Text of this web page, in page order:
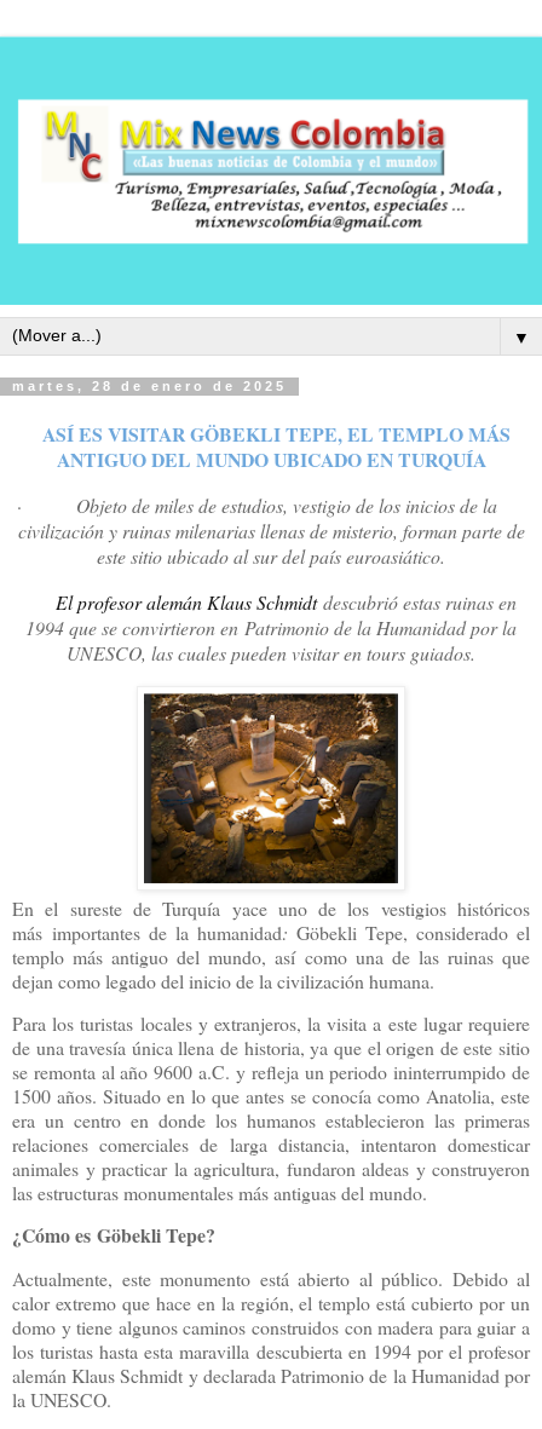
▼
martes, 28 de enero de 2025
ASÍ ES VISITAR GÖBEKLI TEPE, EL TEMPLO MÁS
ANTIGUO DEL MUNDO UBICADO EN TURQUÍA
·
Objeto de miles de estudios, vestigio de los inicios de la
civilización y ruinas milenarias llenas de misterio, forman parte de
este sitio ubicado al sur del país euroasiático.
El profesor alemán Klaus Schmidtdescubrió estas ruinas en
1994 que se convirtieron en Patrimonio de la Humanidad por la
UNESCO, las cuales pueden visitar en tours guiados.
En el sureste de Turquía yace uno de los vestigios históricos
más importantes de la humanidad:Göbekli Tepe, considerado el
templo más antiguo del mundo, así como una de las ruinas que
dejan como legado del inicio de la civilización humana.
Para los turistas locales y extranjeros, la visita a este lugar requiere
de una travesía única llena de historia, ya que el origen de este sitio
se remonta al año 9600 a.C. y refleja un periodo ininterrumpido de
1500 años. Situado en lo que antes se conocía como Anatolia, este
era un centro en donde los humanos establecieron las primeras
relaciones comerciales de larga distancia, intentaron domesticar
animales y practicar la agricultura, fundaron aldeas y construyeron
las estructuras monumentales más antiguas del mundo.
¿Cómo es Göbekli Tepe?
Actualmente, este monumento está abierto al público. Debido al
calor extremo que hace en la región, el templo está cubierto por un
domo y tiene algunos caminos construidos con madera para guiar a
los turistas hasta esta maravilla descubierta en 1994 por el profesor
alemán Klaus Schmidt y declarada Patrimonio de la Humanidad por
la UNESCO.